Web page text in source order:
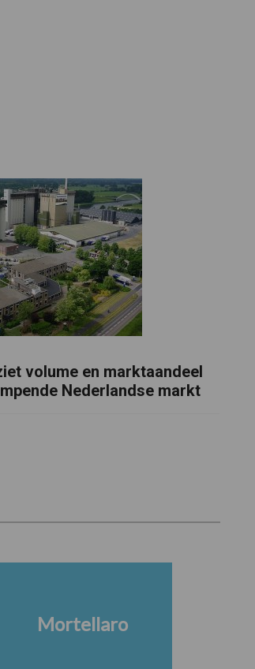
volume en marktaandeel
Nederlandse markt
Mortellaro